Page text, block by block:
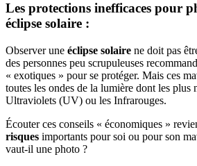
Les protections inefficaces pour
éclipse solaire :
Observer une éclipse solaire ne doit pas
des personnes peu scrupuleuses
« exotiques » pour se protéger. Mais ces
toutes les ondes de la lumière dont les plus
Ultraviolets (UV) ou les Infrarouges.
Écouter ces conseils « économiques »
risques importants pour soi ou pour son
vaut-il une photo ?